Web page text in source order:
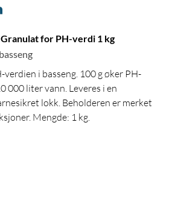
for PH-verdi 1 kg
i basseng. 100 g øker PH-
000 liter vann. Leveres i en
lokk. Beholderen er merket
Mengde: 1 kg.